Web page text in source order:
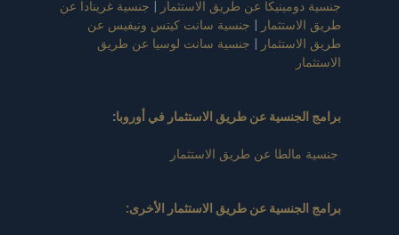
جنسية دومينيكا عن طريق الاستثمار | جنسية غرينادا عن
طريق الاستثمار | جنسية سانت كيتس ونيفيس عن
طريق الاستثمار | جنسية سانت لوسيا عن طريق
الاستثمار
برامج الجنسية عن طريق الاستثمار في أوروبا:
جنسية مالطا عن طريق الاستثمار
برامج الجنسية عن طريق الاستثمار الأخرى: